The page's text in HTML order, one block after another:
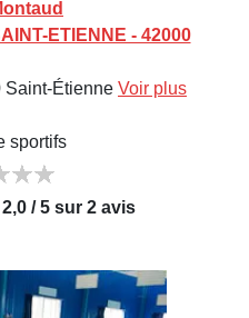
ETIENNE - 42000
Saint-Étienne Voir plus
sportifs
/ 5 sur 2 avis